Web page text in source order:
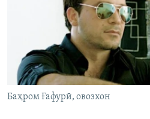
Баҳром Ғафурӣ, овозхон